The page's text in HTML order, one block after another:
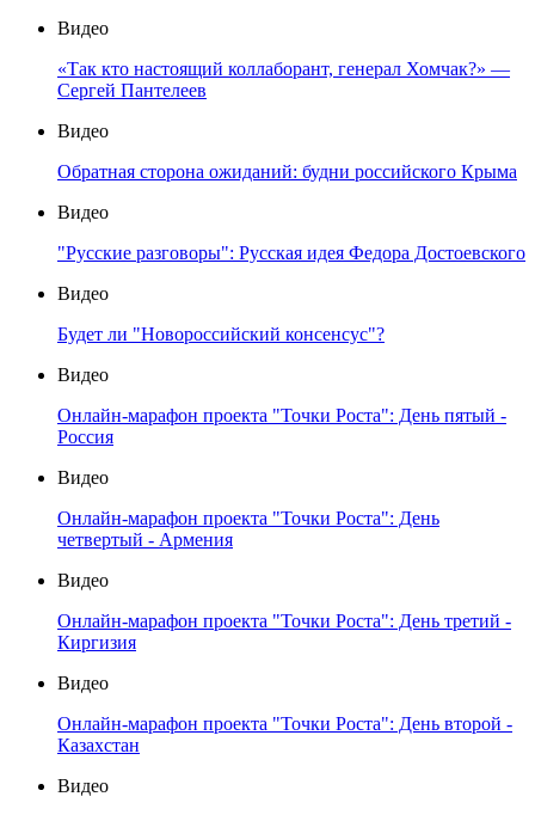
Видео
«Так кто настоящий коллаборант, генерал Хомчак?» —
Сергей Пантелеев
Видео
Обратная сторона ожиданий: будни российского Крыма
Видео
"Русские разговоры": Русская идея Федора Достоевского
Видео
Будет ли "Новороссийский консенсус"?
Видео
Онлайн-марафон проекта "Точки Роста": День пятый -
Россия
Видео
Онлайн-марафон проекта "Точки Роста": День
четвертый - Армения
Видео
Онлайн-марафон проекта "Точки Роста": День третий -
Киргизия
Видео
Онлайн-марафон проекта "Точки Роста": День второй -
Казахстан
Видео